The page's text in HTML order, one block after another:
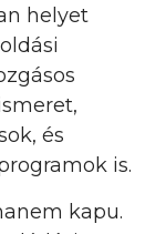
helyet
és
is.
kapu.